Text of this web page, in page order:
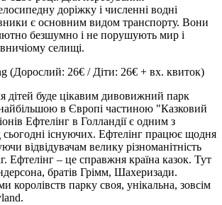
доріжку і численні водні
є основним видом транспорту. Вони
безшумно і не порушують мир і
селищі.
(Дорослий: 26€ / Діти: 26€ + вх. квиток)
дітей буде цікавим дивовижний парк
в Європі частиною "Казковий
Ефтелінг в Голландії є одним з
сьогодні існуючих. Ефтелінг працює щодня
відвідувачам велику різноманітність
Ефтелінг – це справжня країна казок. Тут
братів Грімм, Шахеризади.
королівств парку своя, унікальна, зовсім